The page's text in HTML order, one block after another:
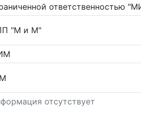
ответственностью
"М и М"
отсутствует